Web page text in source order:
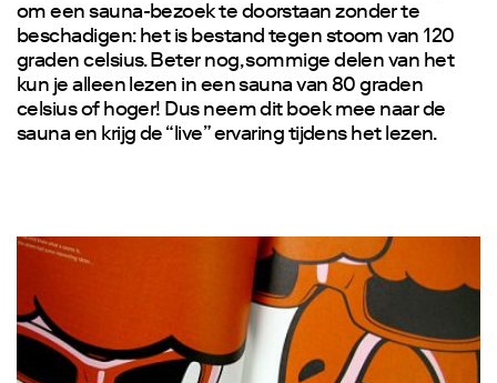
om een sauna-bezoek te doorstaan zonder te
beschadigen: het is bestand tegen stoom van 120
graden celsius. Beter nog, sommige delen van het
kun je alleen lezen in een sauna van 80 graden
celsius of hoger! Dus neem dit boek mee naar de
sauna en krijg de “live” ervaring tijdens het lezen.